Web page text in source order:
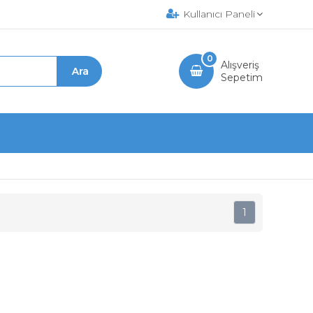
Kullanıcı Paneli
Alışveriş
Sepetim
0
1